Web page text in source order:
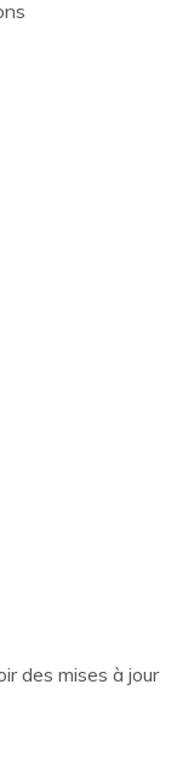
des mises à jour